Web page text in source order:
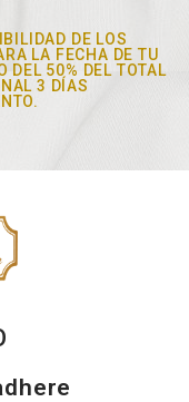
DE LOS
LA FECHA DE TU
DEL 50% DEL TOTAL
3 DÍAS